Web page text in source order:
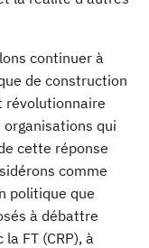
continuer à
de construction
révolutionnaire
qui
cette réponse
comme
politique que
à débattre
FT (CRP), à